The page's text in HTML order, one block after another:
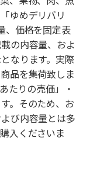
ゆめデリバリ
、価格を固定表
の内容量、およ
なります。実際
品を集荷致しま
たりの売価」・
。そのため、お
び内容量とは多
入くださいま